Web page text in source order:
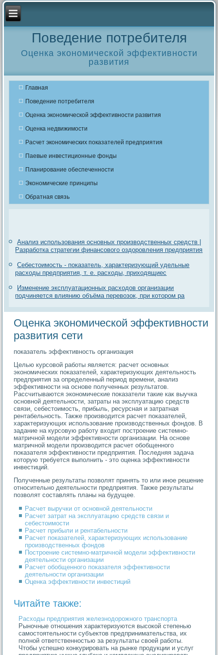
Поведение потребителя
Оценка экономической эффективности
развития
Главная
Поведение потребителя
Оценка экономической эффективности развития
Оценка недвижимости
Расчет экономических показателей предприятия
Паевые инвестиционные фонды
Планирование обеспеченности
Экономические принципы
Обратная связь
Анализ использования основных производственных средств |
Разработка стратегии финансового оздоровления предприятия
Себестоимость - показатель, характеризующий удельные
расходы предприятия, т. е. расходы, приходящиес
Изменение эксплуатационных расходов организации
подчиняется влиянию объёма перевозок, при котором ра
Оценка экономической эффективности
развития сети
показатель эффективность организация
Целью курсовой работы является: расчет основных
экономических показателей, характеризующих деятельность
предприятия за определенный период времени, анализ
эффективности на основе полученных результатов.
Рассчитываются экономические показатели такие как выучка
основной деятельности, затраты на эксплуатацию средств
связи, себестоимость, прибыль, ресурсная и затратная
рентабельность. Также производится расчет показателей,
характеризующих использование производственных фондов. В
задание на курсовую работу входит построение системно-
матричной модели эффективности организации. На основе
матричной модели производится расчет обобщенного
показателя эффективности предприятия. Последняя задача
которую требуется выполнить - это оценка эффективности
инвестиций.
Полученные результаты позволят принять то или иное решение
относительно деятельности предприятия. Также результаты
позволят составлять планы на будущее.
Расчет выручки от основной деятельности
Расчет затрат на эксплуатацию средств связи и
себестоимости
Расчет прибыли и рентабельности
Расчет показателей, характеризующих использование
производственных фондов
Построение системно-матричной модели эффективности
деятельности организации
Расчет обобщенного показателя эффективности
деятельности организации
Оценка эффективности инвестиций
Читайте также:
Расходы предприятия железнодорожного транспорта
Рыночные отношения характеризуются высокой степенью
самостоятельности субъектов предпринимательства, их
полной ответственностью за результаты своей работы.
Чтобы успешно конкурировать на рынке продукции и услуг